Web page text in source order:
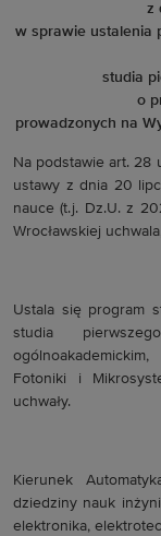
z
w sprawie ustalenia
studia
o
prowadzonych na
Na podstawie art. 28
ustawy z dnia 20
nauce (t.j. Dz.U. z
Wrocławskiej
Ustala się program
studia
Fotoniki i
uchwały.
Kierunek
dziedziny nauk
elektronika,